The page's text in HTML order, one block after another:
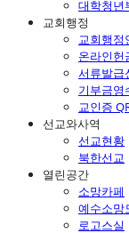
대학청년
교회행정
교회행정
온라인헌
서류발급
기부금영
교인증
선교와사역
선교현황
북한선교
열린공간
소망카페
예수소망
로고스실